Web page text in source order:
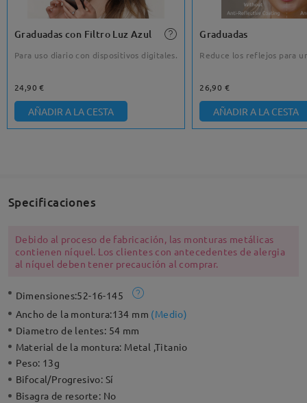
Graduadas con Filtro Luz Azul
Para uso diario con dispositivos digitales.
24,90 €
AÑADIR A LA CESTA
Graduadas
Reduce los reflejos para
26,90 €
AÑADIR A LA CESTA
Specificaciones
Debido al proceso de fabricación, las monturas metálicas
contienen níquel. Los clientes con antecedentes de alergia
al níquel deben tener precaución al comprar.
Dimensiones:52-16-145
Ancho de la montura:134 mm (Medio)
Diametro de lentes: 54 mm
Material de la montura: Metal ,Titanio
Peso: 13g
Bifocal/Progresivo: Sí
Bisagra de resorte: No